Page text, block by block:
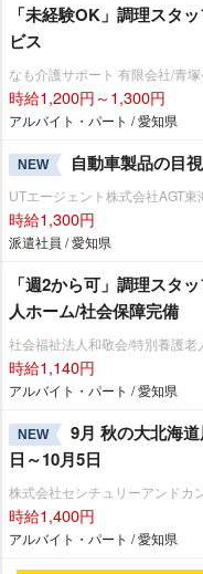
「未経験OK」調理スタ
ビス
なも介護サポート 有限会社/青
時給1,200円～1,300円
アルバイト・パート / 愛知県
NEW 自動車製品の目
UTエージェント株式会社AGT東
時給1,300円
派遣社員 / 愛知県
「週2から可」調理スタ
人ホーム/社会保障完備
社会福祉法人和敬会/特別養護
時給1,140円
アルバイト・パート / 愛知県
NEW
9月 秋の大北海
日～10月5日
株式会社センチュリーアンドカ
時給1,400円
アルバイト・パート / 愛知県